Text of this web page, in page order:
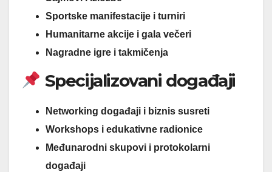
Sportske manifestacije i turniri
Humanitarne akcije i gala večeri
Nagradne igre i takmičenja
Specijalizovani događaji
Networking događaji i biznis susreti
Workshops i edukativne radionice
Međunarodni skupovi i protokolarni
događaji